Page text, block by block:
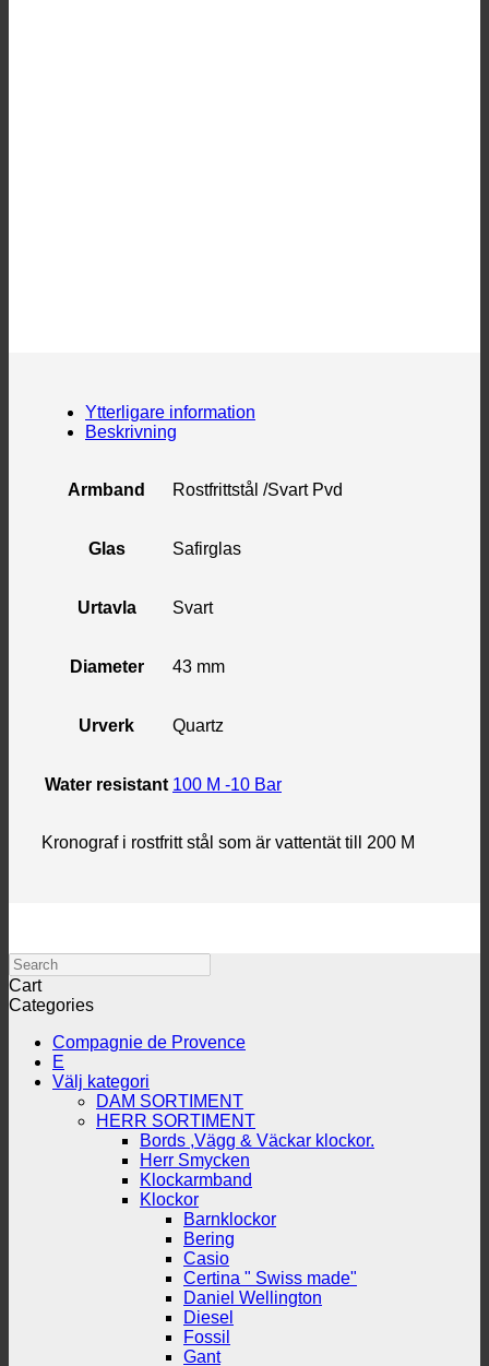
Ytterligare information
Beskrivning
Armband Rostfrittstål /Svart Pvd
Glas Safirglas
Urtavla Svart
Diameter 43 mm
Urverk Quartz
Water resistant 100 M -10 Bar
Kronograf i rostfritt stål som är vattentät till 200 M
Search
Cart
Categories
Compagnie de Provence
E
Välj kategori
DAM SORTIMENT
HERR SORTIMENT
Bords ,Vägg & Väckar klockor.
Herr Smycken
Klockarmband
Klockor
Barnklockor
Bering
Casio
Certina " Swiss made"
Daniel Wellington
Diesel
Fossil
Gant